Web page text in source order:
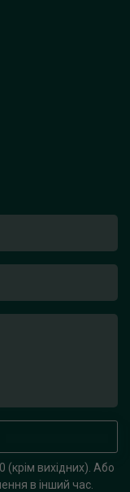
(крім вихідних). Або
в інший час.